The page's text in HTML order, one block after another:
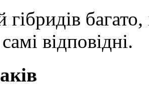
гібридів
відповідні.